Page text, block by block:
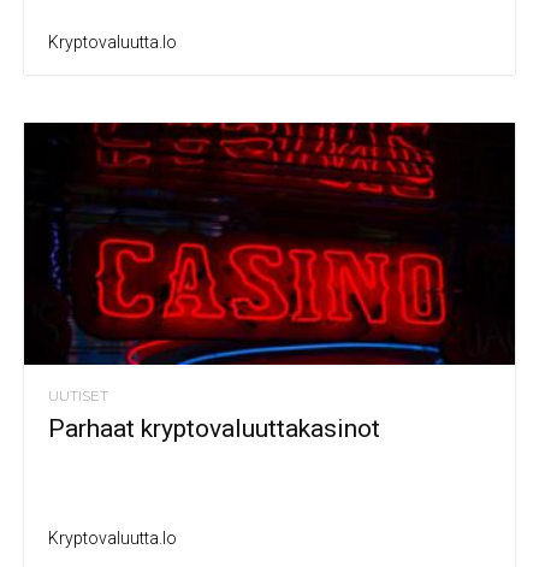
Kryptovaluutta.io
UUTISET
Parhaat kryptovaluuttakasinot
Kryptovaluutta.io